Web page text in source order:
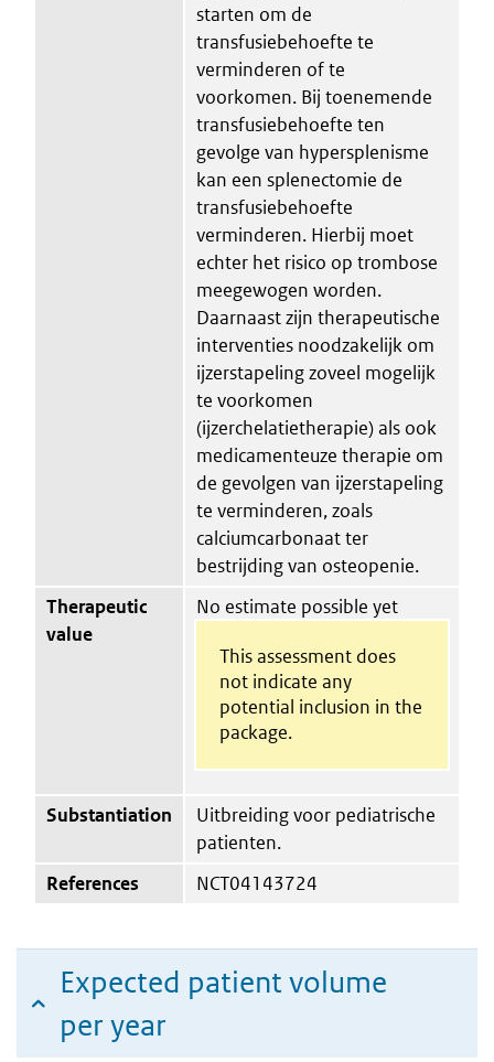
starten om de
transfusiebehoefte te
verminderen of te
voorkomen. Bij toenemende
transfusiebehoefte ten
gevolge van hypersplenisme
kan een splenectomie de
transfusiebehoefte
verminderen. Hierbij moet
echter het risico op trombose
meegewogen worden.
Daarnaast zijn therapeutische
interventies noodzakelijk om
ijzerstapeling zoveel mogelijk
te voorkomen
(ijzerchelatietherapie) als ook
medicamenteuze therapie om
de gevolgen van ijzerstapeling
te verminderen, zoals
calciumcarbonaat ter
bestrijding van osteopenie.
Therapeutic
value
No estimate possible yet
This assessment does
not indicate any
potential inclusion in the
package.
Substantiation
Uitbreiding voor pediatrische
patienten.
References
NCT04143724
Expected patient volume
per year